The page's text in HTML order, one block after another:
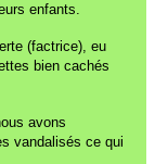
enfants.
(factrice), eu
bien cachés
avons
vandalisés ce qui